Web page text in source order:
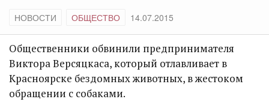
НОВОСТИ ОБЩЕСТВО 14.07.2015
Общественники обвинили предпринимателя
Виктора Версяцкаса, который отлавливает в
Красноярске бездомных животных, в жестоком
обращении с собаками.